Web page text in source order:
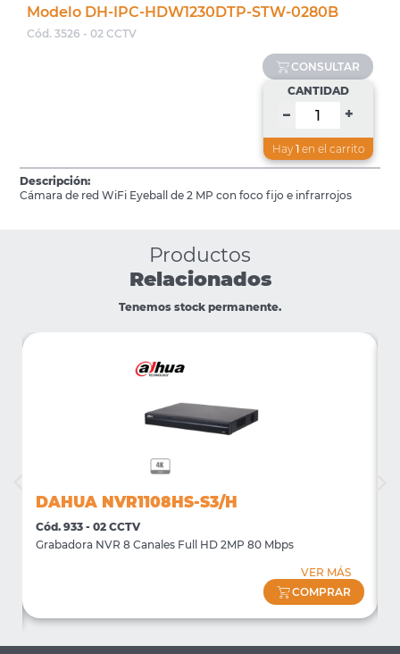
Modelo DH-IPC-HDW1230DTP-STW-0280B
Cód. 3526 - 02 CCTV
CONSULTAR
CANTIDAD
– +
Hay 1en el carrito
Descripción:
Cámara de red WiFi Eyeball de 2 MP con foco fijo e infrarrojos
Productos
Relacionados
Tenemos stock permanente.
DAHUA NVR1108HS-S3/H
Cód. 933 - 02 CCTV
Grabadora NVR 8 Canales Full HD 2MP 80 Mbps
VER MÁS
COMPRAR